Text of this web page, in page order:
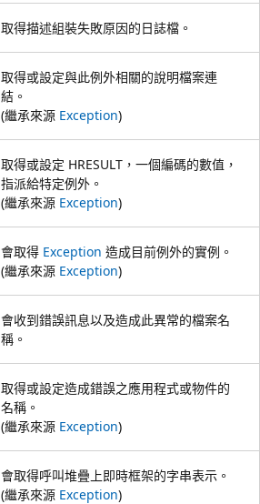
取得描述組裝失敗原因的日誌檔。
取得或設定與此例外相關的說明檔案連
結。
(繼承來源 Exception)
取得或設定 HRESULT，一個編碼的數值，
指派給特定例外。
(繼承來源 Exception)
會取得 Exception 造成目前例外的實例。
(繼承來源 Exception)
會收到錯誤訊息以及造成此異常的檔案名
稱。
取得或設定造成錯誤之應用程式或物件的
名稱。
(繼承來源 Exception)
會取得呼叫堆疊上即時框架的字串表示。
(繼承來源 Exception)